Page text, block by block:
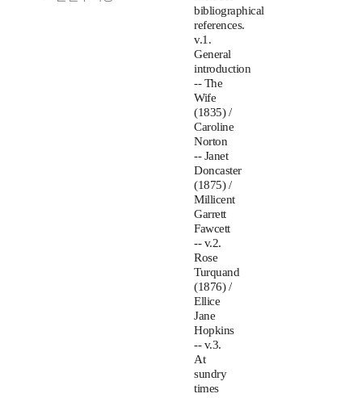
bibliographical
references.
v.1.
General
introduction
-- The
Wife
(1835) /
Caroline
Norton
-- Janet
Doncaster
(1875) /
Millicent
Garrett
Fawcett
-- v.2.
Rose
Turquand
(1876) /
Ellice
Jane
Hopkins
-- v.3.
At
sundry
times